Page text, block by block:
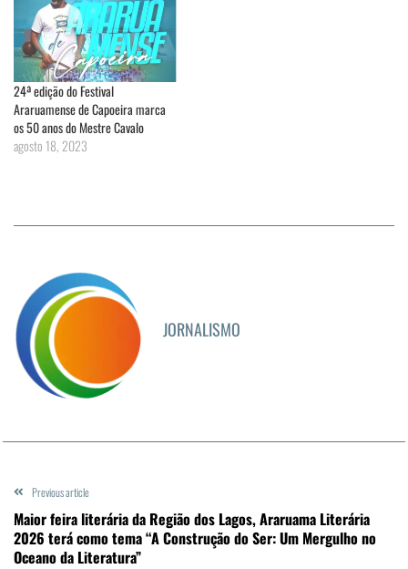
24ª edição do Festival
Araruamense de Capoeira marca
os 50 anos do Mestre Cavalo
agosto 18, 2023
JORNALISMO
Previous article
Maior feira literária da Região dos Lagos, Araruama Literária
2026 terá como tema “A Construção do Ser: Um Mergulho no
Oceano da Literatura”